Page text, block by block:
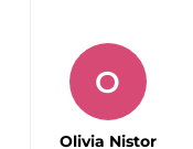
O
Olivia Nistor